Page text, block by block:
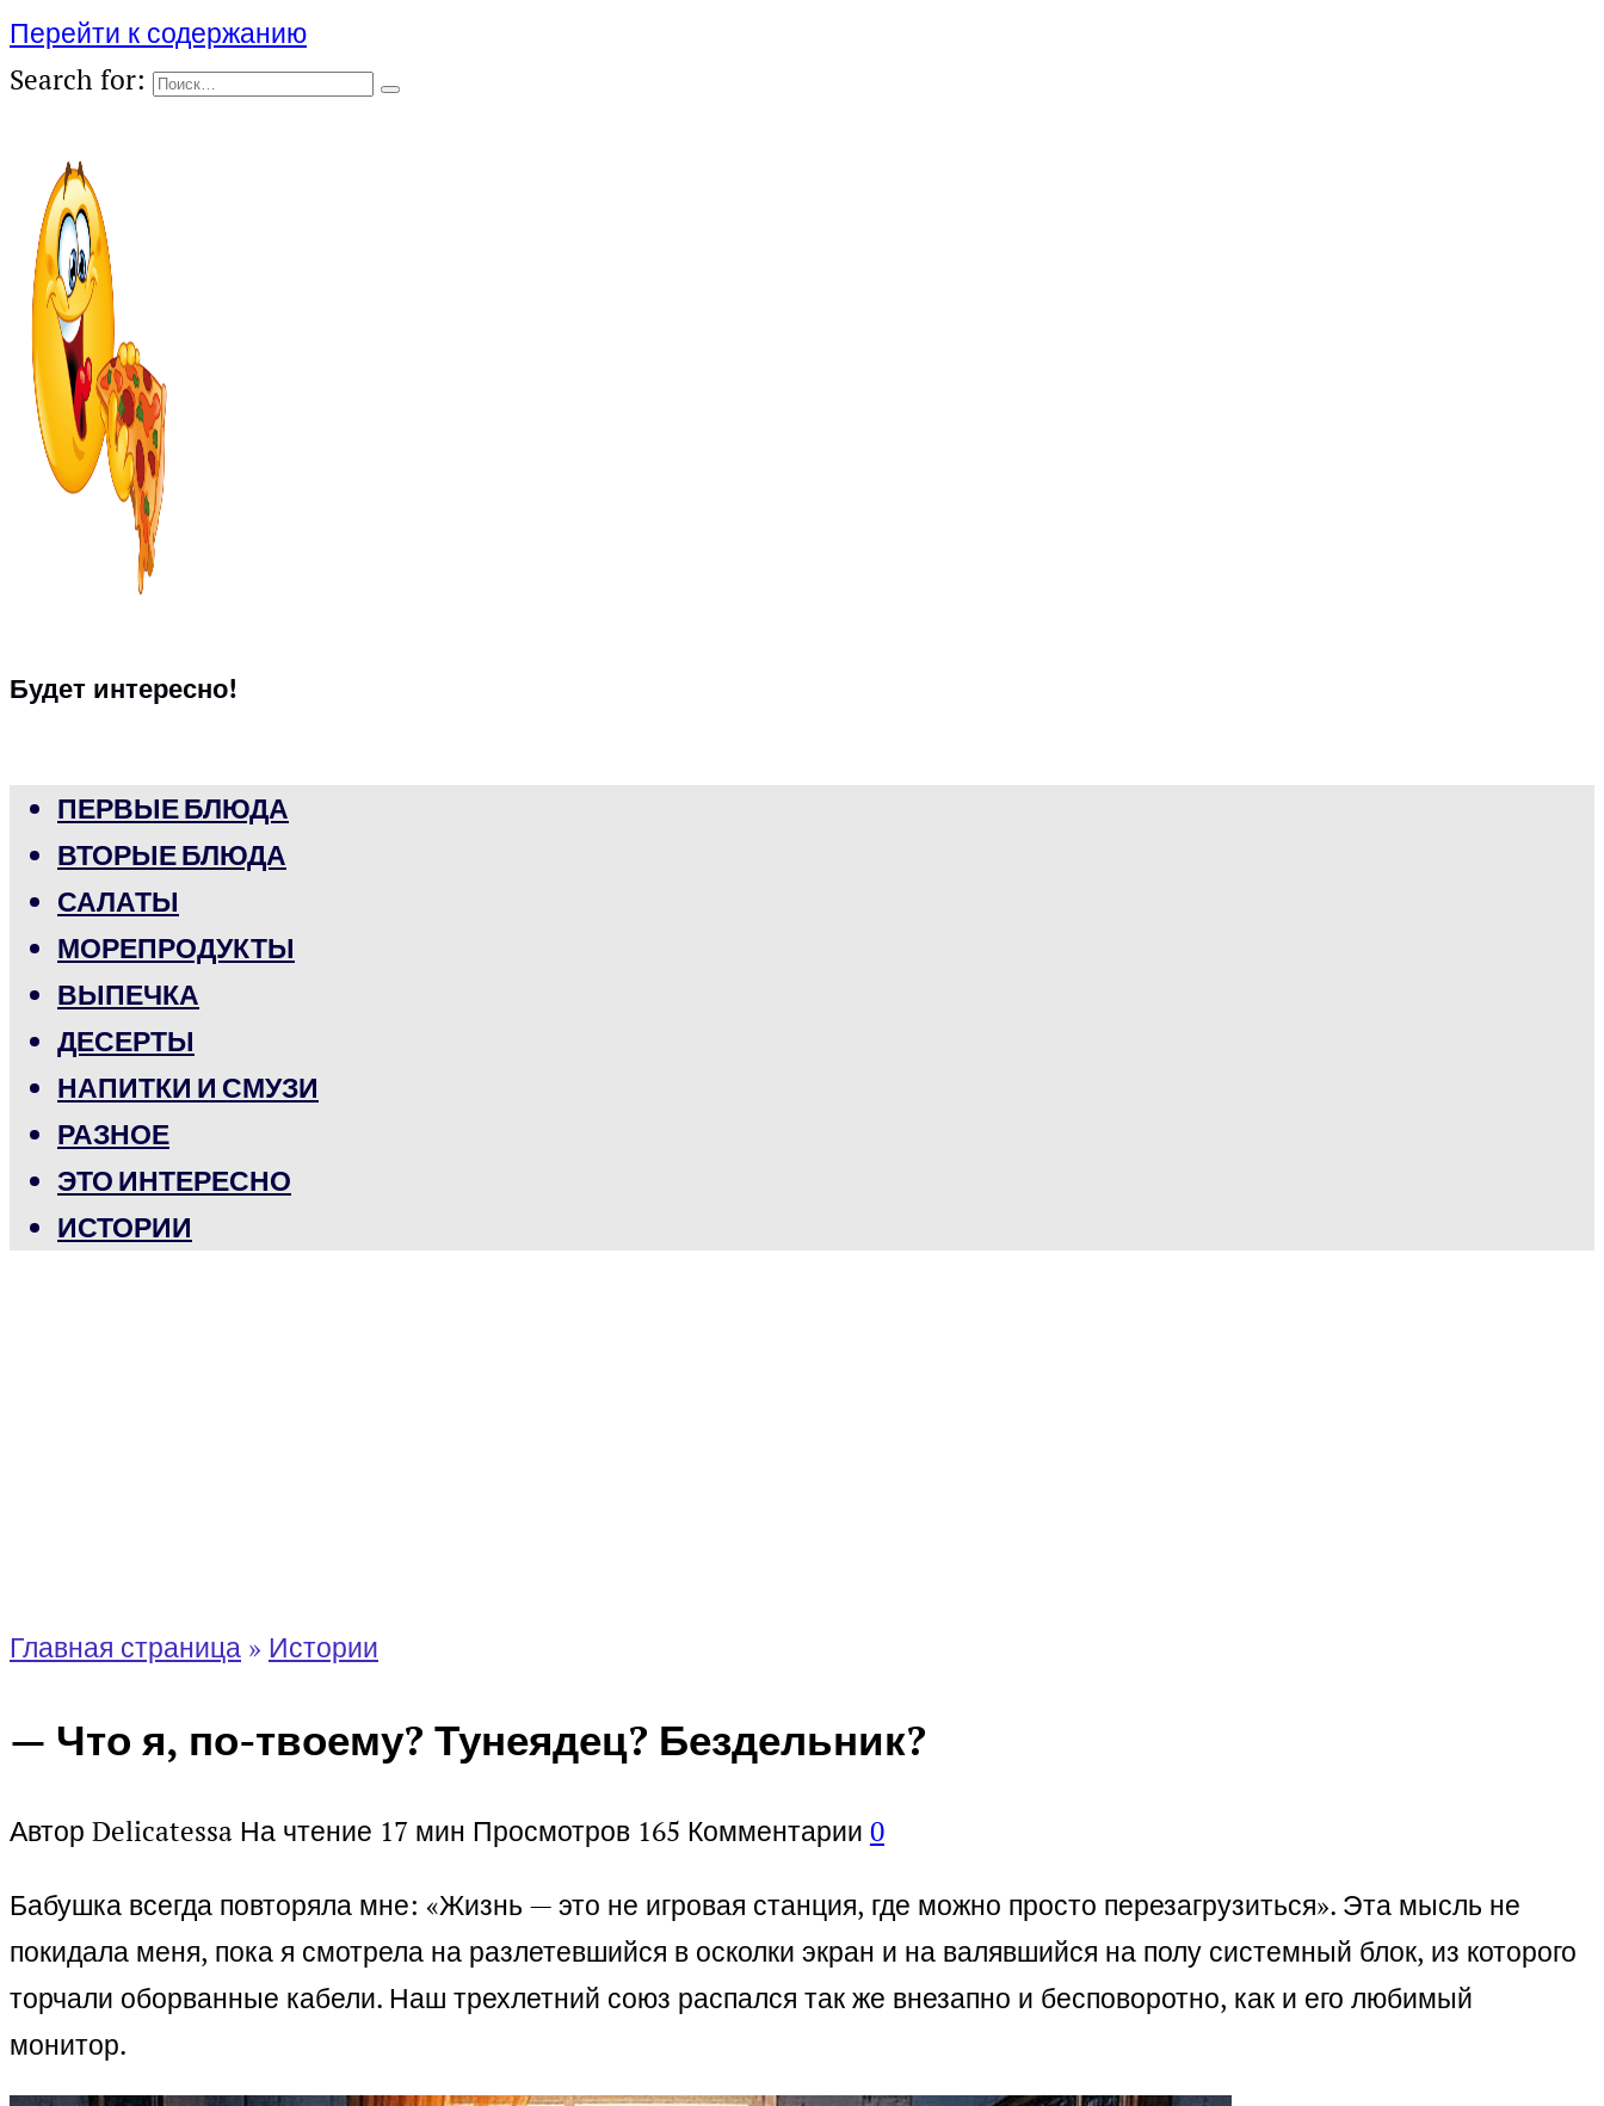
Перейти к содержанию
Search for:
Будет интересно!
ПЕРВЫЕ БЛЮДА
ВТОРЫЕ БЛЮДА
САЛАТЫ
МОРЕПРОДУКТЫ
ВЫПЕЧКА
ДЕСЕРТЫ
НАПИТКИ И СМУЗИ
РАЗНОЕ
ЭТО ИНТЕРЕСНО
ИСТОРИИ
Главная страница » Истории
— Что я, по-твоему? Тунеядец? Бездельник?
Автор Delicatessa На чтение 17 мин Просмотров 165 Комментарии 0
Бабушка всегда повторяла мне: «Жизнь — это не игровая станция, где можно просто перезагрузиться». Эта мысль не
покидала меня, пока я смотрела на разлетевшийся в осколки экран и на валявшийся на полу системный блок, из которого
торчали оборванные кабели. Наш трехлетний союз распался так же внезапно и бесповоротно, как и его любимый
монитор.